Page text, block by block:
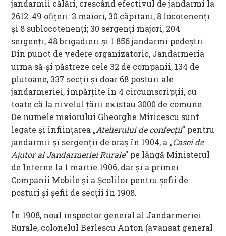
jandarmii călări, crescând efectivul de jandarmi la
2612: 49 ofiţeri: 3 maiori, 30 căpitani, 8 locotenenţi
şi 8 sublocotenenţi; 30 sergenţi majori, 204
sergenţi, 48 brigadieri şi 1.856 jandarmi pedeştri.
Din punct de vedere organizatoric, Jandarmeria
urma să-şi păstreze cele 32 de companii, 134 de
plutoane, 337 secţii şi doar 68 posturi ale
jandarmeriei, împărţite în 4 circumscripţii, cu
toate că la nivelul ţării existau 3000 de comune.
De numele maiorului Gheorghe Miricescu sunt
legate şi înfiinţarea „Atelierului de confecţii” pentru
jandarmii şi sergenţii de oraş în 1904, a „Casei de
Ajutor al Jandarmeriei Rurale” pe lângă Ministerul
de Interne la 1 martie 1906, dar şi a primei
Companii Mobile şi a Şcolilor pentru şefii de
posturi şi şefii de secţii în 1908.
În 1908, noul inspector general al Jandarmeriei
Rurale, colonelul Berlescu Anton (avansat general